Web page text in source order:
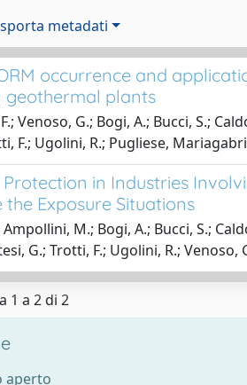
metadati
occurrence and
geothermal plants
Venoso, G.; Bogi, A.; Bucci, S.;
F.; Ugolini, R.; Pugliese,
in Industries
Exposure Situations
Ampollini, M.; Bogi, A.; Bucci, S.;
G.; Trotti, F.; Ugolini, R.; Venoso,
1 a 2 di 2
aperto